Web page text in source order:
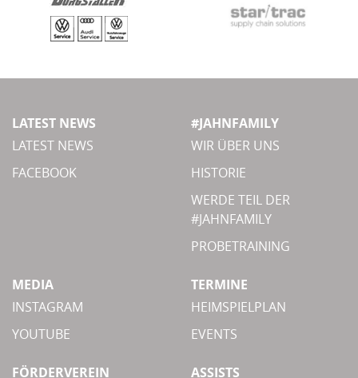
LATEST NEWS
LATEST NEWS
FACEBOOK
#JAHNFAMILY
WIR ÜBER UNS
HISTORIE
WERDE TEIL DER
#JAHNFAMILY
PROBETRAINING
MEDIA
INSTAGRAM
YOUTUBE
TERMINE
HEIMSPIELPLAN
EVENTS
FÖRDERVEREIN
ASSISTS